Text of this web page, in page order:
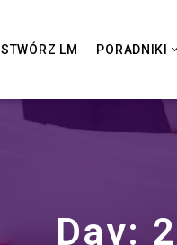
STWÓRZ LM PORADNIKI
Day: